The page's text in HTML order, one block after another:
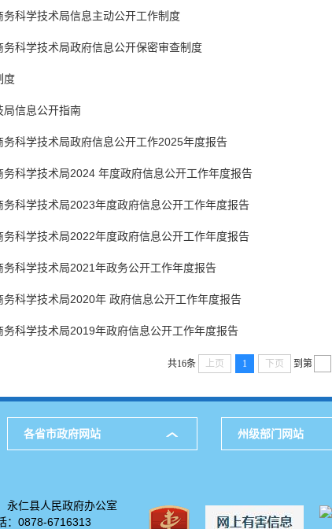
科学技术局信息主动公开工作制度
科学技术局政府信息公开保密审查制度
度
局信息公开指南
科学技术局政府信息公开工作2025年度报告
科学技术局2024 年度政府信息公开工作年度报告
科学技术局2023年度政府信息公开工作年度报告
科学技术局2022年度政府信息公开工作年度报告
科学技术局2021年政务公开工作年度报告
科学技术局2020年 政府信息公开工作年度报告
科学技术局2019年政府信息公开工作年度报告
共16条 上页 1 下页 到第
各省市政府网站 州级部门网站
仁县人民政府办公室
：0878-6716313